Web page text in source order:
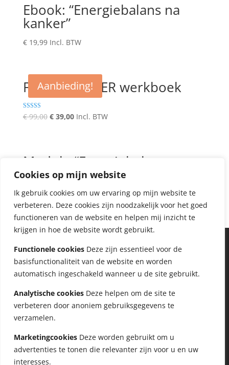
Cookies op mijn website
Ik gebruik cookies om uw ervaring op mijn website te
verbeteren. Deze cookies zijn noodzakelijk voor het goed
functioneren van de website en helpen mij inzicht te
krijgen in hoe de website wordt gebruikt.
Functionele cookies Deze zijn essentieel voor de
basisfunctionaliteit van de website en worden
automatisch ingeschakeld wanneer u de site gebruikt.
Analytische cookies Deze helpen om de site te
verbeteren door anoniem gebruiksgegevens te
verzamelen.
Marketingcookies Deze worden gebruikt om u
advertenties te tonen die relevanter zijn voor u en uw
interesses.
Ebook: “Energiebalans na
kanker”
€19,99 Incl. BTW
Aanbieding!
FIT NA KANKER werkboek
Gewaardeerd
5.00
€99,00 Oorspronkelijke
€39,00Huidige
Incl. BTW
Module “Energiebalans
herstellen”
€99,00 Incl. BTW